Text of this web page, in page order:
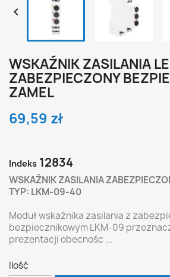

WSKAŹNIK ZASILANIA
ZABEZPIECZONY
ZAMEL
69,59 zł
Indeks 12834
WSKAŹNIK ZASILANIA
TYP: LKM-09-40
Moduł wskaźnika zasilania z
bezpiecznikowym LKM-09
prezentacji obecnośc ...
Ilość